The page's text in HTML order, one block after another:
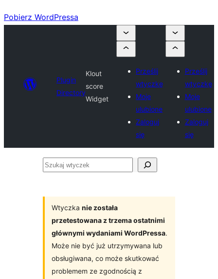
Pobierz WordPressa
Plugin
Directory
Klout
score
Widget
Prześlij
wtyczkę
Moje
ulubione
Zaloguj
się
Prześlij
wtyczkę
Moje
ulubione
Zaloguj
się
Szukaj
Wtyczka nie została
przetestowana z trzema ostatnimi
głównymi wydaniami WordPressa.
Może nie być już utrzymywana lub
obsługiwana, co może skutkować
problemem ze zgodnością z